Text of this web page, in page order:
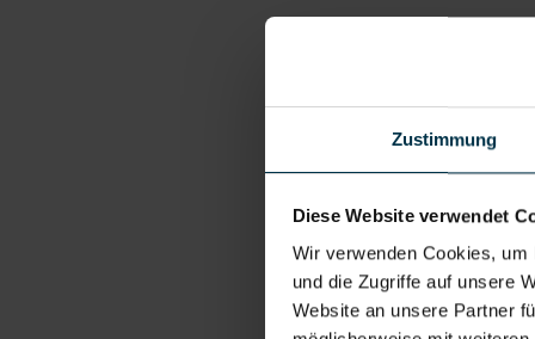
Zustimmung
Diese Website verwendet
Wir verwenden Cookies,
und die Zugriffe auf unsere
Website an unsere Partner